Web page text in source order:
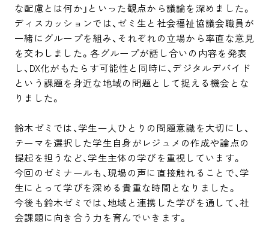
な配慮とは何か」といった観点から議論を深めました。
ディスカッションでは、ゼミ生と社会福祉協議会職員が
一緒にグループを組み、それぞれの立場から率直な意見
を交わしました。各グループが話し合いの内容を発表
し、DX化がもたらす可能性と同時に、デジタルデバイド
という課題を身近な地域の問題として捉える機会とな
りました。
鈴木ゼミでは、学生一人ひとりの問題意識を大切にし、
テーマを選択した学生自身がレジュメの作成や論点の
提起を担うなど、学生主体の学びを重視しています。
今回のゼミナールも、現場の声に直接触れることで、学
生にとって学びを深める貴重な時間となりました。
今後も鈴木ゼミでは、地域と連携した学びを通して、社